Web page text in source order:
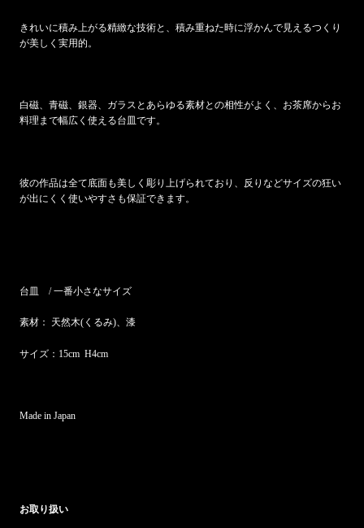
きれいに積み上がる精緻な技術と、積み重ねた時に浮かんで見えるつくり
が美しく実用的。
白磁、青磁、銀器、ガラスとあらゆる素材との相性がよく、お茶席からお
料理まで幅広く使える台皿です。
彼の作品は全て底面も美しく彫り上げられており、反りなどサイズの狂い
が出にくく使いやすさも保証できます。
台皿 / 一番小さなサイズ
素材： 天然木(くるみ)、漆
サイズ：15cm H4cm
Made in Japan
お取り扱い